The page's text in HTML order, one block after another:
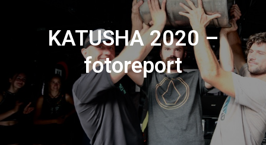
KATUSHA 2020 –
fotoreport